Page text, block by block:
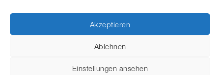
Akzeptieren
Ablehnen
Einstellungen ansehen
ALLE BLOG-EINTRÄGE ANZEIGEN